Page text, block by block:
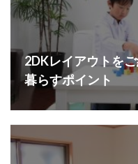
2DKレイアウトを
暮らすポイント